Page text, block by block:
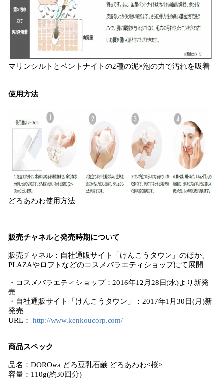
マリンシルトとベントナイトの2種の泥×泡の力で汚れを吸着
使用方法
どろあわわ使用方法
販売チャネルと発売時期について
販売チャネル：自社通販サイト「けんこうタウン」のほか、
PLAZAやロフトなどのコスメバラエティショップにて展開
・コスメバラエティショップ：2016年12月28日(水)より新発
売
・自社通販サイト「けんこうタウン」：2017年1月30日(月)新
発売
URL： http://www.kenkoucorp.com/
商品スペック
品名：DOROwa どろ豆乳石鹸 どろあわわ<桜>
容量：110g(約30回分)